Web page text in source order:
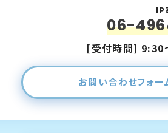
IP
06-
[受付時間] 9:30
お問い合わせフォー